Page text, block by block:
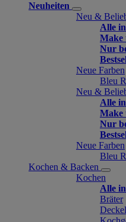
Neuheiten
Neu &
Alle
Make
Nur
Neue Farben
Bleu
Neu &
Alle
Make
Nur
Neue Farben
Bleu
Kochen & Backen
Kochen
Alle
Bräter